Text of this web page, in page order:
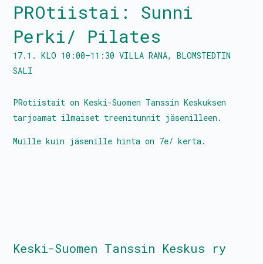
Palkkatilauslomake
Liity jäseneksi
Media
PROtiistai: Sunni
Perki/ Pilates
17.1. KLO 10:00–11:30 VILLA RANA, BLOMSTEDTIN
SALI
PRotiistait on Keski-Suomen Tanssin Keskuksen
tarjoamat ilmaiset treenitunnit jäsenilleen.
Muille kuin jäsenille hinta on 7e/ kerta.
Keski-Suomen Tanssin Keskus ry